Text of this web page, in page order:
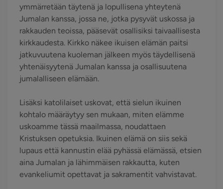
ymmärretään täytenä ja lopullisena yhteytenä
Jumalan kanssa, jossa ne, jotka pysyvät uskossa ja
rakkauden teoissa, pääsevät osallisiksi taivaallisesta
kirkkaudesta. Kirkko näkee ikuisen elämän paitsi
jatkuvuutena kuoleman jälkeen myös täydellisenä
yhtenäisyytenä Jumalan kanssa ja osallisuutena
jumalalliseen elämään.
Lisäksi katolilaiset uskovat, että sielun ikuinen
kohtalo määräytyy sen mukaan, miten elämme
uskoamme tässä maailmassa, noudattaen
Kristuksen opetuksia. Ikuinen elämä on siis sekä
lupaus että kannustin elää pyhässä elämässä, etsien
aina Jumalan ja lähimmäisen rakkautta, kuten
evankeliumit opettavat ja sakramentit vahvistavat.